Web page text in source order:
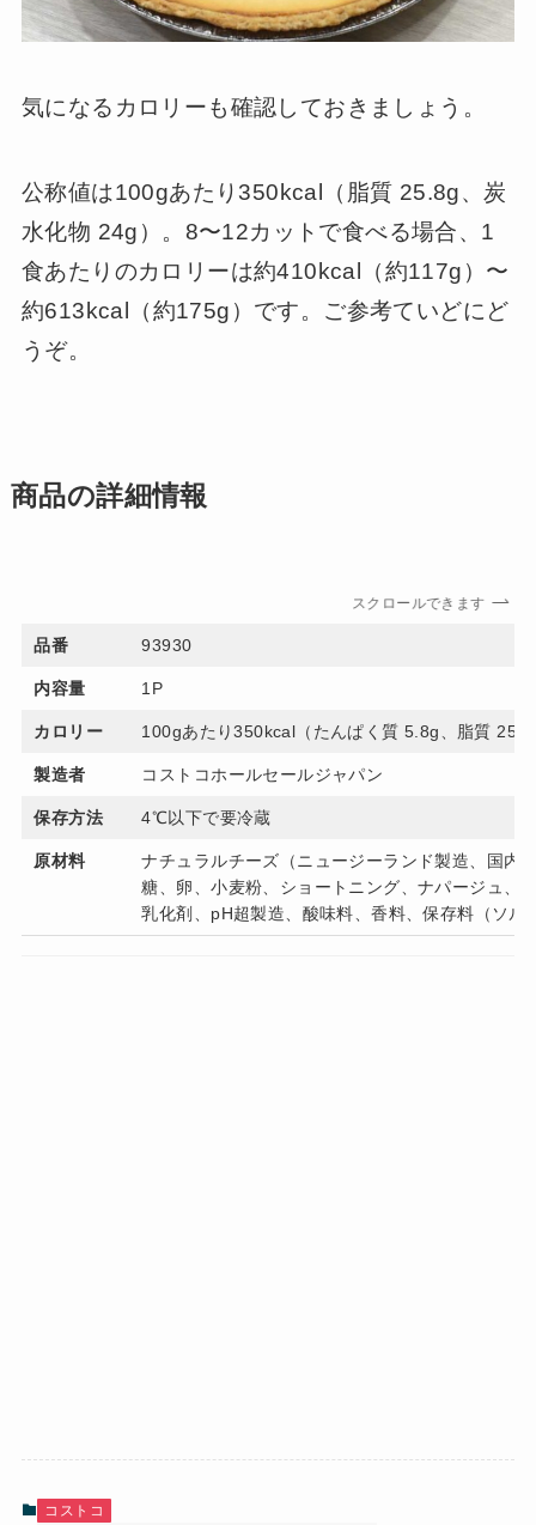
気になるカロリーも確認しておきましょう。
公称値は100gあたり350kcal（脂質 25.8g、炭
水化物 24g）。8〜12カットで食べる場合、1
食あたりのカロリーは約410kcal（約117g）〜
約613kcal（約175g）です。ご参考ていどにど
うぞ。
商品の詳細情報
スクロールできます
品番 93930
内容量 1P
カロリー 100gあたり350kcal（たんぱく質 5.8g、脂質
製造者 コストコホールセールジャパン
保存方法 4℃以下で要冷蔵
原材料
ナチュラルチーズ（ニュージーランド製造、国内
糖、卵、小麦粉、ショートニング、ナパージュ、
乳化剤、pH超製造、酸味料、香料、保存料（ソ
コストコ